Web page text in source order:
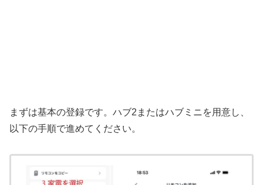
まずは基本の登録です。ハブ2またはハブミニを用意し、
以下の手順で進めてください。